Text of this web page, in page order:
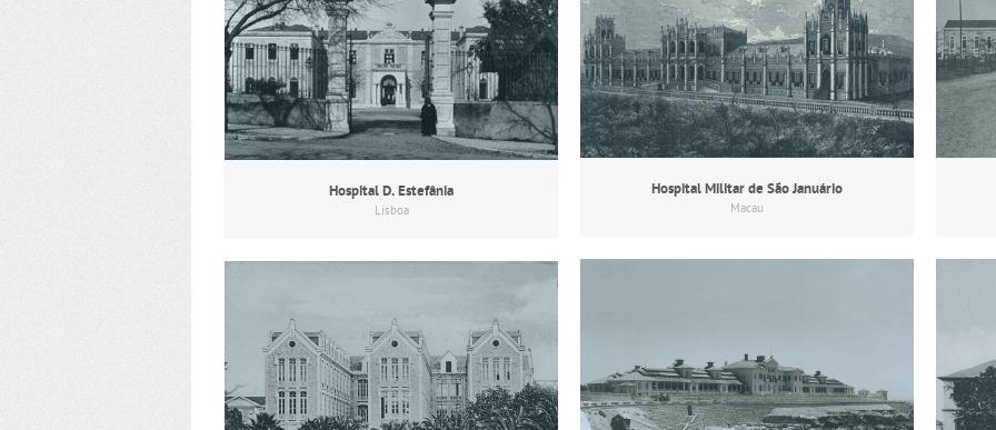
Hospital D. Estefânia
Lisboa
Hospital Militar de São Januário
Macau